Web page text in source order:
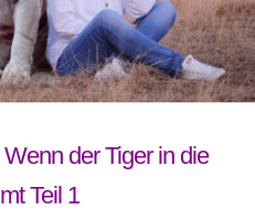
der Tiger in die
Teil 1